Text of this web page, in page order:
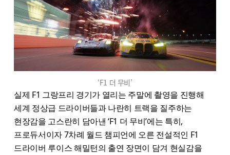
‘F1 더 무비’
실제 F1 그랑프리 경기가 열리는 주말에 촬영을 진행해
세계 정상급 드라이버들과 나란히 트랙을 질주하는
현장감을 고스란히 담아낸 ‘F1 더 무비’에는 특히,
프로듀서이자 7차례 월드 챔피언에 오른 전설적인 F1
드라이버 루이스 해밀턴의 출연 장면이 담겨 현실감을